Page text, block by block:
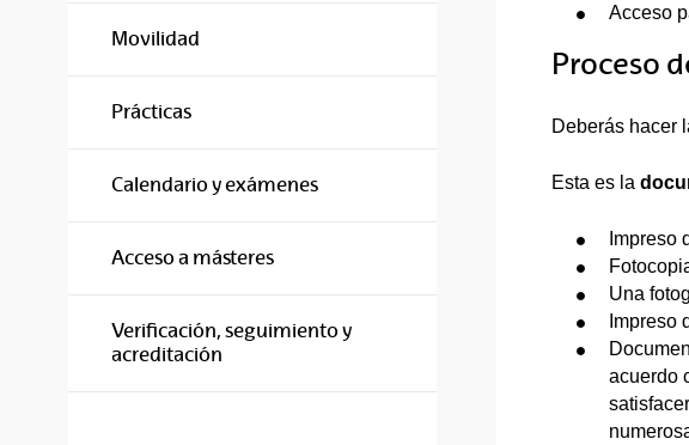
Movilidad
Prácticas
Calendario y exámenes
Acceso a másteres
Verificación, seguimiento y
acreditación
Acceso
Proceso
Deberás hacer
Esta es la
Impreso
Una
Impreso
acuerdo